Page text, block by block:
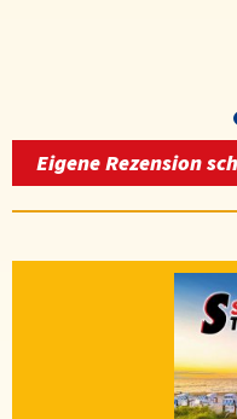
Eigene Rezension